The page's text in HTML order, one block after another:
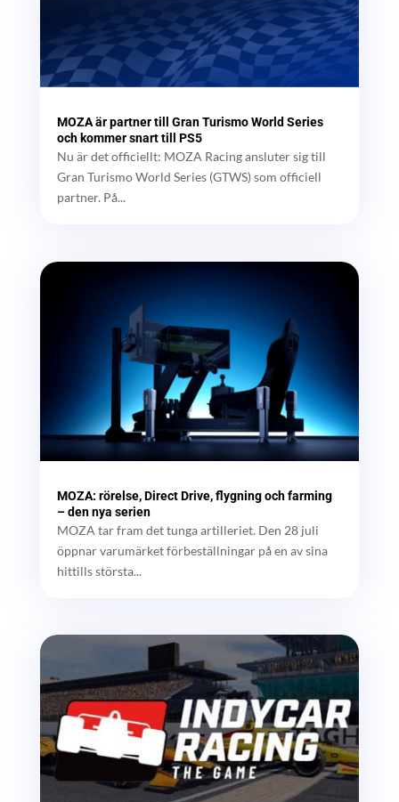
MOZA är partner till Gran Turismo World Series
och kommer snart till PS5
Nu är det officiellt: MOZA Racing ansluter sig till
Gran Turismo World Series (GTWS) som officiell
partner. På...
MOZA: rörelse, Direct Drive, flygning och farming
– den nya serien
MOZA tar fram det tunga artilleriet. Den 28 juli
öppnar varumärket förbeställningar på en av sina
hittills största...